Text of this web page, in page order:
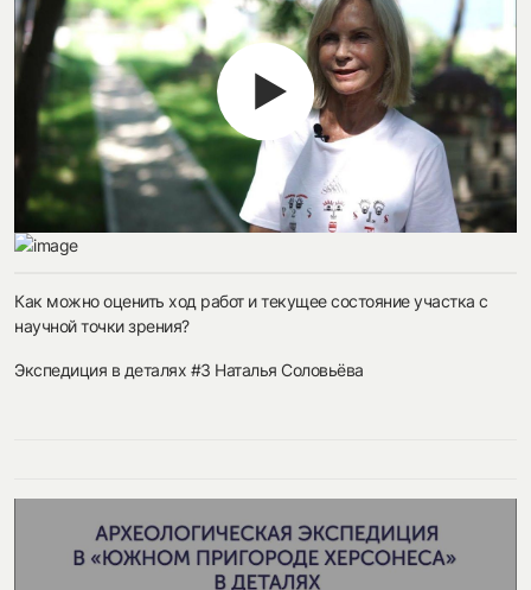
Как можно оценить ход работ и текущее состояние участка с
научной точки зрения?
Экспедиция в деталях #3 Наталья Соловьёва